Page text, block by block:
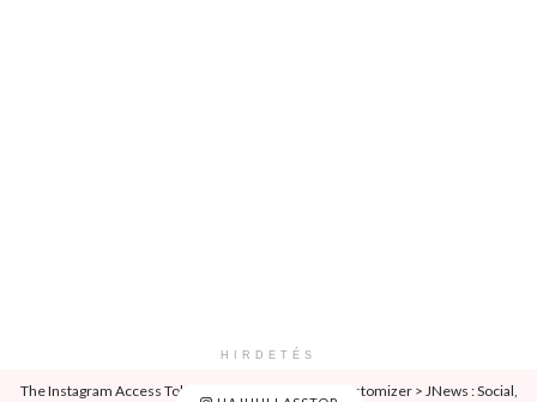
HIRDETÉS
The Instagram Access Token is expired, Go to the Customizer > JNews : Social,